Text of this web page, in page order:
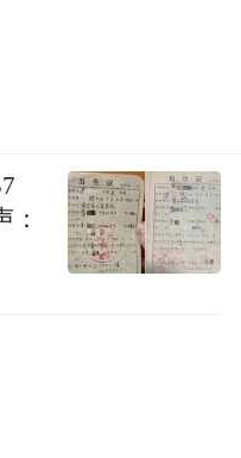
：